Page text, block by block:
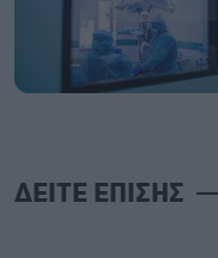
ΔΕΙΤΕ ΕΠΙΣΗΣ